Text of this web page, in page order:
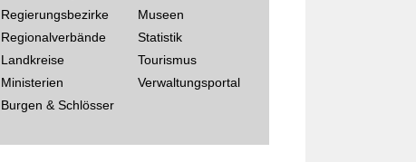
Regierungsbezirke
Regionalverbände
Landkreise
Ministerien
Burgen & Schlösser
Museen
Statistik
Tourismus
Verwaltungsportal